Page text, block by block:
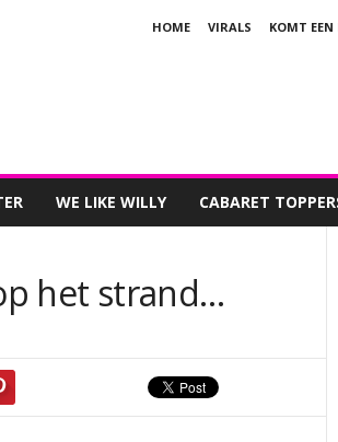
HOME VIRALS KOMT EEN
WE LIKE WILLY CABARET
het strand…